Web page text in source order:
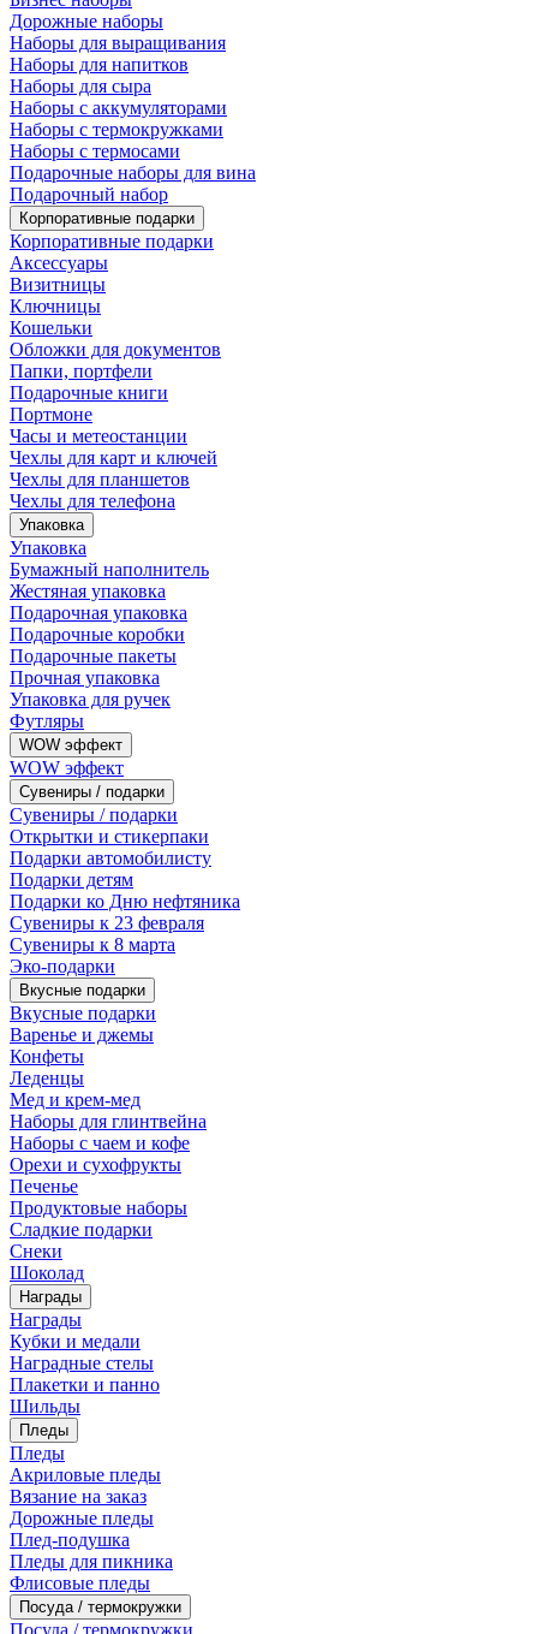
Дорожные наборы
Наборы для выращивания
Наборы для напитков
Наборы для сыра
Наборы с аккумуляторами
Наборы с термокружками
Наборы с термосами
Подарочные наборы для вина
Подарочный набор
Корпоративные подарки
Корпоративные подарки
Аксессуары
Визитницы
Ключницы
Кошельки
Обложки для документов
Папки, портфели
Подарочные книги
Портмоне
Часы и метеостанции
Чехлы для карт и ключей
Чехлы для планшетов
Чехлы для телефона
Упаковка
Упаковка
Бумажный наполнитель
Жестяная упаковка
Подарочная упаковка
Подарочные коробки
Подарочные пакеты
Прочная упаковка
Упаковка для ручек
Футляры
WOW эффект
WOW эффект
Сувениры / подарки
Сувениры / подарки
Открытки и стикерпаки
Подарки автомобилисту
Подарки детям
Подарки ко Дню нефтяника
Сувениры к 23 февраля
Сувениры к 8 марта
Эко-подарки
Вкусные подарки
Вкусные подарки
Варенье и джемы
Конфеты
Леденцы
Мед и крем-мед
Наборы для глинтвейна
Наборы с чаем и кофе
Орехи и сухофрукты
Печенье
Продуктовые наборы
Сладкие подарки
Снеки
Шоколад
Награды
Награды
Кубки и медали
Наградные стелы
Плакетки и панно
Шильды
Пледы
Пледы
Акриловые пледы
Вязание на заказ
Дорожные пледы
Плед-подушка
Пледы для пикника
Флисовые пледы
Посуда / термокружки
Посуда / термокружки